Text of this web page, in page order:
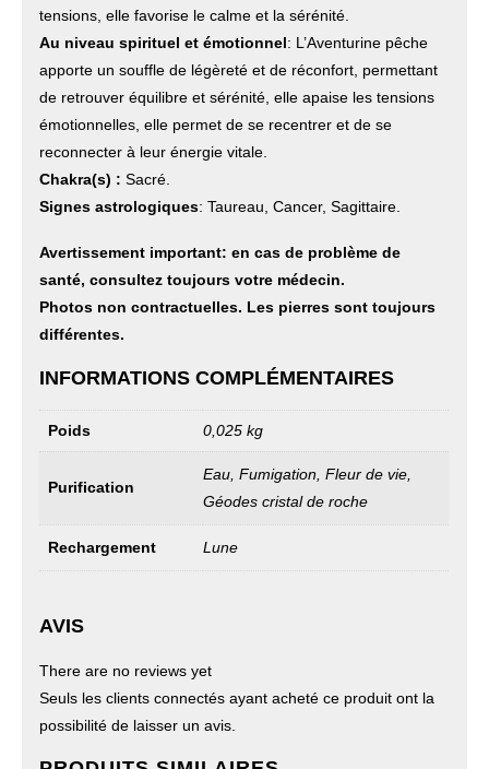
tensions, elle favorise le calme et la sérénité.
Au niveau spirituel et émotionnel: L’Aventurine pêche
apporte un souffle de légèreté et de réconfort, permettant
de retrouver équilibre et sérénité, elle apaise les tensions
émotionnelles, elle permet de se recentrer et de se
reconnecter à leur énergie vitale.
Chakra(s) : Sacré.
Signes astrologiques: Taureau, Cancer, Sagittaire.
Avertissement important: en cas de problème de
santé, consultez toujours votre médecin.
Photos non contractuelles. Les pierres sont toujours
différentes.
INFORMATIONS COMPLÉMENTAIRES
Poids 0,025 kg
Purification
Eau, Fumigation, Fleur de vie,
Géodes cristal de roche
Rechargement Lune
AVIS
There are no reviews yet
Seuls les clients connectés ayant acheté ce produit ont la
possibilité de laisser un avis.